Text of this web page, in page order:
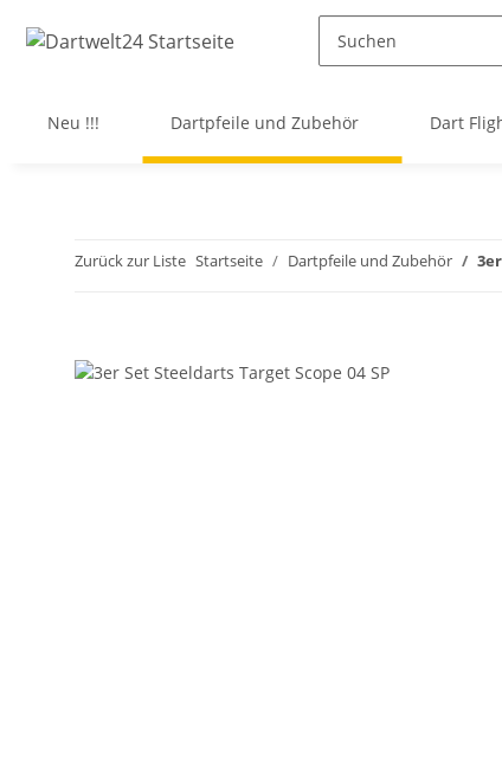
Neu !!! Dartpfeile und Zubehör Dart
Zurück zur Liste Startseite Dartpfeile und Zubehör